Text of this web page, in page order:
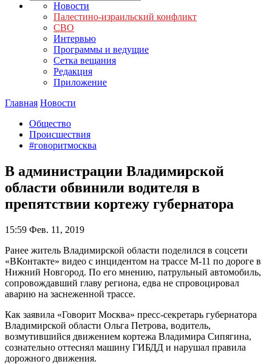
Новости
Палестино-израильский конфликт
СВО
Интервью
Программы и ведущие
Сетка вещания
Редакция
Приложение
Главная Новости
Общество
Происшествия
#говоритмосква
В администрации Владимирской
области обвинили водителя в
препятствии кортежу губернатора
15:59 Фев. 11, 2019
Ранее житель Владимирской области поделился в соцсети
«ВКонтакте» видео с инцидентом на трассе M-11 по дороге в
Нижний Новгород. По его мнению, патрульный автомобиль,
сопровождавший главу региона, едва не спровоцировал
аварию на заснеженной трассе.
Как заявила «Говорит Москва» пресс-секретарь губернатора
Владимирской области Ольга Петрова, водитель,
возмутившийся движением кортежа Владимира Сипягина,
сознательно оттеснял машину ГИБДД и нарушал правила
дорожного движения.